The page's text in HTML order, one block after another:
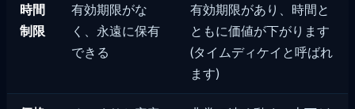
時間
制限
有効期限がな
く、永遠に保有
できる
有効期限があり、時間と
ともに価値が下がります
(タイムディケイと呼ばれ
ます)